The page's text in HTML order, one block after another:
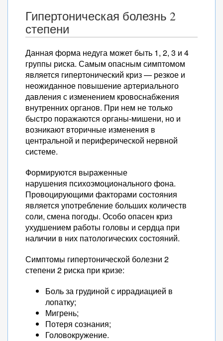
Гипертоническая болезнь 2
степени
Данная форма недуга может быть 1, 2, 3 и 4
группы риска. Самым опасным симптомом
является гипертонический криз — резкое и
неожиданное повышение артериального
давления с изменением кровоснабжения
внутренних органов. При нем не только
быстро поражаются органы-мишени, но и
возникают вторичные изменения в
центральной и периферической нервной
системе.
Формируются выраженные
нарушения психоэмоционального фона.
Провоцирующими факторами состояния
является употребление больших количеств
соли, смена погоды. Особо опасен криз
ухудшением работы головы и сердца при
наличии в них патологических состояний.
Симптомы гипертонической болезни 2
степени 2 риска при кризе:
Боль за грудиной с иррадиацией в
лопатку;
Мигрень;
Потеря сознания;
Головокружение.